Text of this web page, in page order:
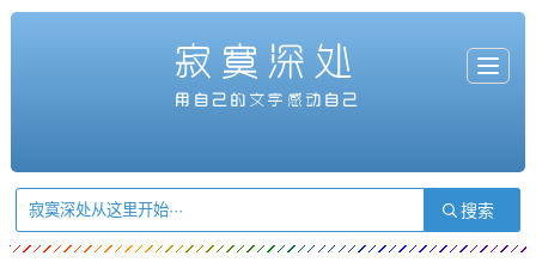
T
o
a
t
i
o
寂寞深处
用自己的文字感动自己